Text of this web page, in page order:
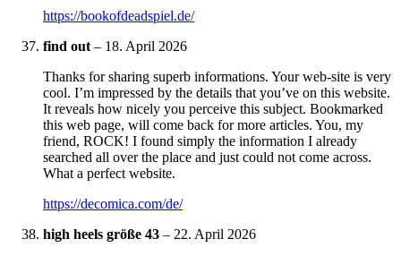
https://bookofdeadspiel.de/
find out– 18. April 2026
Thanks for sharing superb informations. Your web-site is very
cool. I’m impressed by the details that you’ve on this website.
It reveals how nicely you perceive this subject. Bookmarked
this web page, will come back for more articles. You, my
friend, ROCK! I found simply the information I already
searched all over the place and just could not come across.
What a perfect website.
https://decomica.com/de/
high heels größe 43 – 22. April 2026